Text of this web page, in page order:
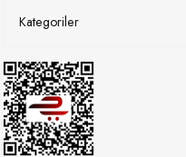
Kategoriler